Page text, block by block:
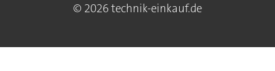
© 2026 technik-einkauf.de